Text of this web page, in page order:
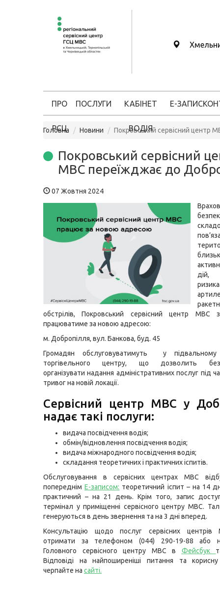
ПРО
РСЦ
ПОСЛУГИ КАБІНЕТ
ВОДІЯ
Е-ЗАПИС
Головна Новини Покровський сервісний центр
Покровський сервісний
МВС переїжджає до
07 Жовтня 2024
дій,
обстрілів, Покровський сервісний центр
працюватиме за новою адресою:
м. Добропілля, вул. Банкова, буд. 45
Громадян обслуговуватимуть у підвальному
торгівельного центру, що дозволить
організувати надання адміністративних послуг під
тривог на новій локації.
Сервісний центр МВС у
надає такі послуги:
видача посвідчення водія;
обмін/відновлення посвідчення водія;
видача міжнародного посвідчення водія;
складання теоретичних і практичних іспитів.
Обслуговування в сервісних центрах МВС
попереднімЕ-записом: теоретичний іспит – на 14
практичний – на 21 день. Крім того, запис
термінал у приміщенні сервісного центру МВС.
генеруються в день звернення та на 3 дні вперед.
Консультацію щодо послуг сервісних
отримати за телефоном (044) 290-19-88 або
Головного сервісного центру МВС в Фейсбук
Відповіді на найпоширеніші питання та
черпайте на сайті.